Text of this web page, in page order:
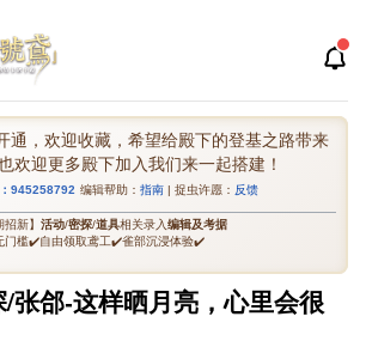
通，欢迎收藏，希望给殿下的登基之路带来
欢迎更多殿下加入我们来一起搭建！
945258792 编辑帮助： 指南 | 捉虫许愿： 反馈
招新】 活动/密探/道具相关录入编辑及考据
门槛✔️自由领取鸢工✔️雀部沉浸体验✔️
张郃-这样晒月亮，心里会很